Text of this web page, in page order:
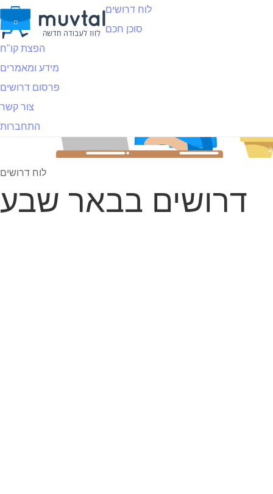
לוח דרושים
סוכן חכם
הפצת קו"ח
מידע ומאמרים
פרסום דרושים
צור קשר
התחברות
לוח דרושים
דרושים בבאר שבע